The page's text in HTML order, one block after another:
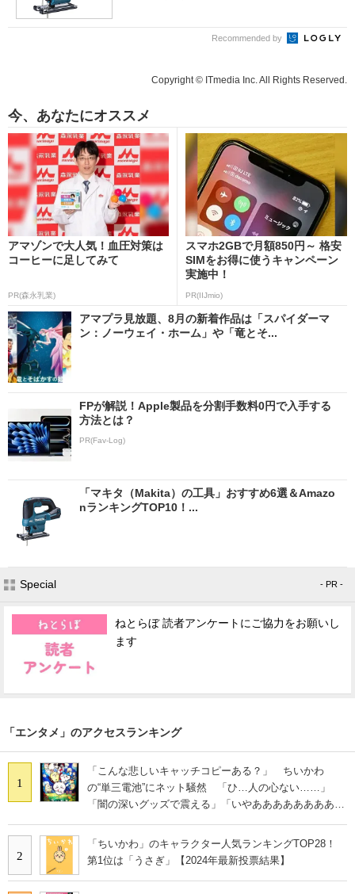
Recommended by
Copyright © ITmedia Inc. All Rights Reserved.
今、あなたにオススメ
アマゾンで大人気！血圧対策は
コーヒーに足してみて
PR(森永乳業)
スマホ2GBで月額850円～ 格安
SIMをお得に使うキャンペーン
実施中！
PR(IIJmio)
アマプラ見放題、8月の新着作品は「スパイダーマ
ン：ノーウェイ・ホーム」や「竜とそ...
FPが解説！Apple製品を分割手数料0円で入手する
方法とは？
PR(Fav-Log)
「マキタ（Makita）の工具」おすすめ6選＆Amazo
nランキングTOP10！...
Special - PR -
ねとらぼ 読者アンケートにご協力をお願いし
ます
「エンタメ」のアクセスランキング
1
「こんな悲しいキャッチコピーある？」 ちいかわ
の“単三電池”にネット騒然 「ひ…人の心ない……」
「闇の深いグッズで震える」「いやあああああああああ
2
「ちいかわ」のキャラクター人気ランキングTOP28！
第1位は「うさぎ」【2024年最新投票結果】